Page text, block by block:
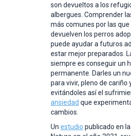
son devueltos a los
albergues. Comprender
más comunes por las que
devuelven los perros
puede ayudar a futuros
estar mejor preparados.
siempre es conseguir un
permanente. Darles un
para vivir, pleno de cariño
evitándoles así el
ansiedad que
cambios.
Un estudio publicado en